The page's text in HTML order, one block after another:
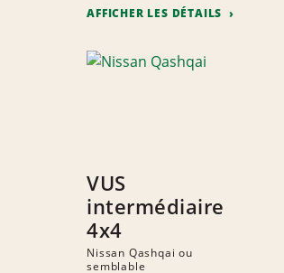
AFFICHER LES DÉTAILS
VUS
intermédiaire
4x4
Nissan Qashqai ou
semblable